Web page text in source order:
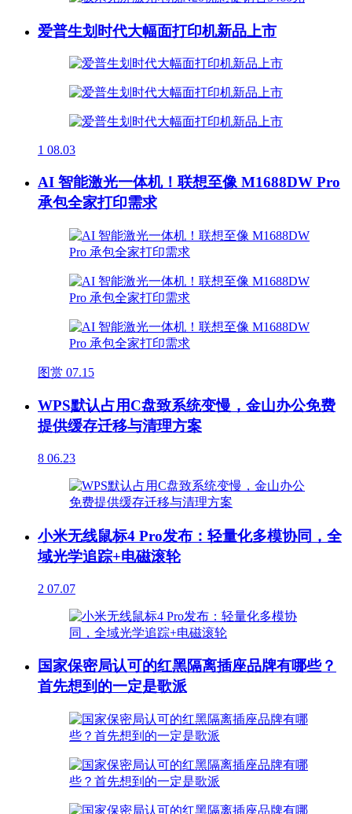
爱普生划时代大幅面打印机新品上市
1 08.03
AI 智能激光一体机！联想至像 M1688DW Pro
承包全家打印需求
图赏 07.15
WPS默认占用C盘致系统变慢，金山办公免费
提供缓存迁移与清理方案
8 06.23
小米无线鼠标4 Pro发布：轻量化多模协同，全
域光学追踪+电磁滚轮
2 07.07
国家保密局认可的红黑隔离插座品牌有哪些？
首先想到的一定是歌派